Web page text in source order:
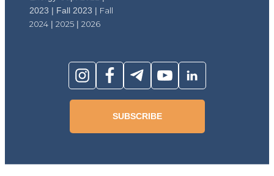
2023 | Fall 2023 | Fall
2024 | 2025 | 2026
SUBSCRIBE